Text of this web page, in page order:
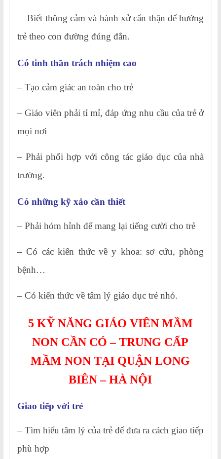
– Biết thông cảm và hành xử cẩn thận để hướng
trẻ theo con đường đúng đắn.
Có tinh thần trách nhiệm cao
– Tạo cảm giác an toàn cho trẻ
– Giáo viên phải tỉ mỉ, đáp ứng nhu cầu của trẻ ở
mọi nơi
– Phải phối hợp với công tác giáo dục của nhà
trường.
Có những kỹ xảo cần thiết
– Phải hóm hỉnh để mang lại tiếng cười cho trẻ
– Có các kiến thức về y khoa: sơ cứu, phòng
bệnh…
– Có kiến thức về tâm lý giáo dục trẻ nhỏ.
5 KỸ NĂNG GIÁO VIÊN MẦM
NON CẦN CÓ – TRUNG CẤP
MẦM NON TẠI QUẬN LONG
BIÊN – HÀ NỘI
Giao tiếp với trẻ
– Tìm hiểu tâm lý của trẻ để đưa ra cách giao tiếp
phù hợp